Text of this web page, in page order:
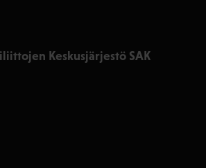
Keskusjärjestö SAK